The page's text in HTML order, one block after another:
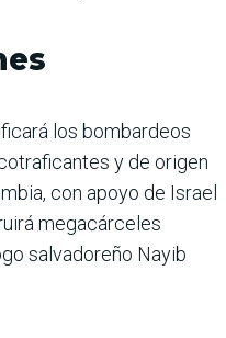
los bombardeos
y de origen
con apoyo de Israel
megacárceles
salvadoreño Nayib